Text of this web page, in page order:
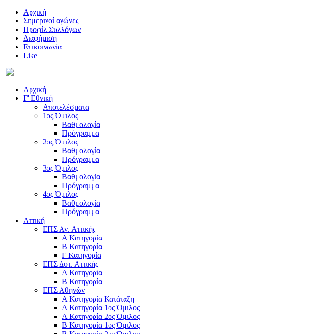
Αρχική
Σημερινοί αγώνες
Προφίλ Συλλόγων
Διαφήμιση
Επικοινωνία
Like
Αρχική
Γ' Εθνική
Αποτελέσματα
1ος Όμιλος
Βαθμολογία
Πρόγραμμα
2ος Όμιλος
Βαθμολογία
Πρόγραμμα
3ος Όμιλος
Βαθμολογία
Πρόγραμμα
4ος Όμιλος
Βαθμολογία
Πρόγραμμα
Αττική
ΕΠΣ Αν. Αττικής
Α Κατηγορία
Β Κατηγορία
Γ Κατηγορία
ΕΠΣ Δυτ. Αττικής
Α Κατηγορία
Β Κατηγορία
ΕΠΣ Αθηνών
Α Κατηγορία Κατάταξη
Α Κατηγορία 1ος Όμιλος
Α Κατηγορία 2ος Όμιλος
Β Κατηγορία 1ος Όμιλος